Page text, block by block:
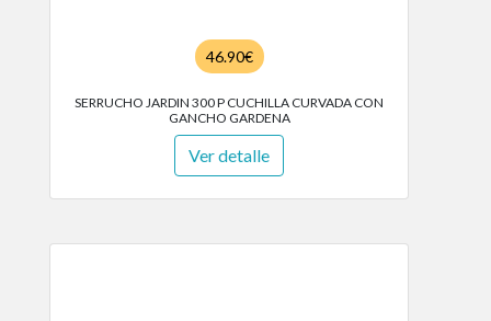
46.90€
SERRUCHO JARDIN 300 P CUCHILLA CURVADA CON
GANCHO GARDENA
Ver detalle